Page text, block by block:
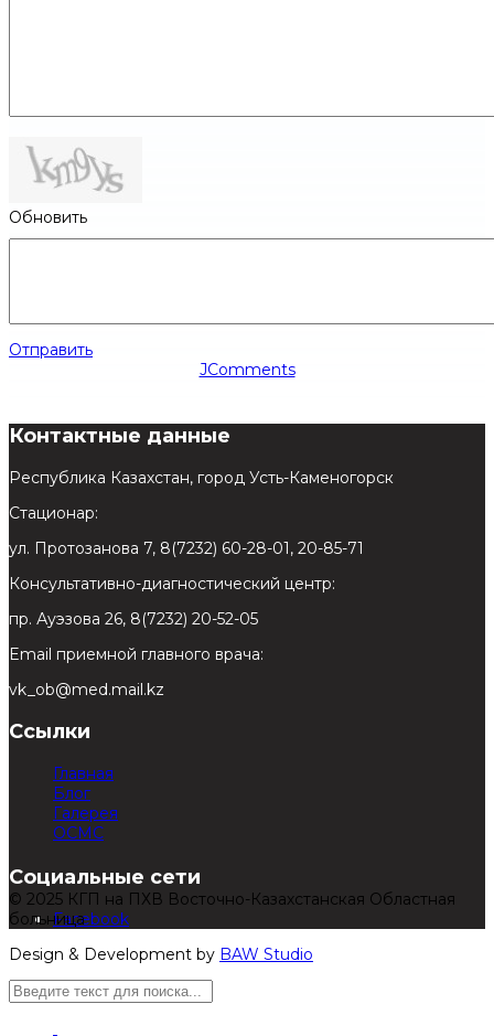
Обновить
Отправить
JComments
Контактные данные
Республика Казахстан, город Усть-Каменогорск
Стационар:
ул. Протозанова 7, 8(7232) 60-28-01, 20-85-71
Консультативно-диагностический центр:
пр. Ауэзова 26, 8(7232) 20-52-05
Email приемной главного врача:
vk_ob@med.mail.kz
Ссылки
Главная
Блог
Галерея
ОСМС
Социальные сети
Facebook
© 2025 КГП на ПХВ Восточно-Казахстанская Областная
больница
Design & Development by BAW Studio